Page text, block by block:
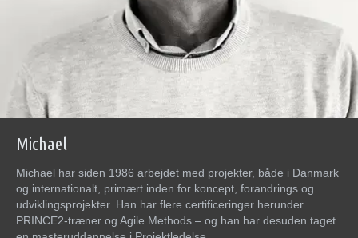
Michael
Michael har siden 1986 arbejdet med projekter, både i Danmark
og internationalt, primært inden for koncept, forandrings og
udviklingsprojekter. Han har flere certificeringer herunder
PRINCE2-træner og Agile Methods – og han har desuden taget